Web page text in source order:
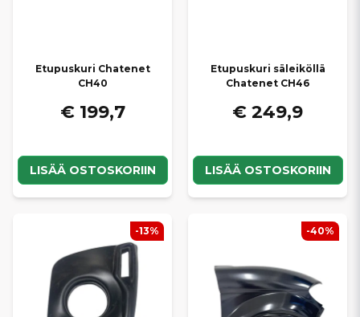
Etupuskuri Chatenet
CH40
€ 199,7
LISÄÄ OSTOSKORIIN
Etupuskuri säleiköllä
Chatenet CH46
€ 249,9
LISÄÄ OSTOSKORIIN
-13% -40%